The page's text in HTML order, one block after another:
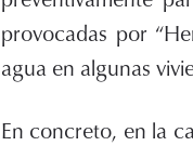
provocadas por
agua en algunas
En concreto, en la